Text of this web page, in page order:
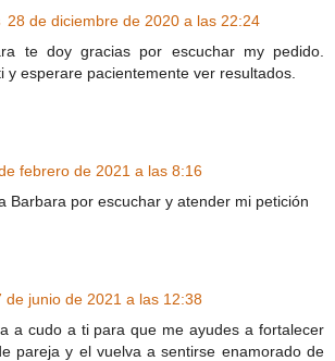
28 de diciembre de 2020 a las 22:24
te doy gracias por escuchar my pedido.
y esperare pacientemente ver resultados.
febrero de 2021 a las 8:16
Barbara por escuchar y atender mi petición
de junio de 2021 a las 12:38
a cudo a ti para que me ayudes a fortalecer
pareja y el vuelva a sentirse enamorado de